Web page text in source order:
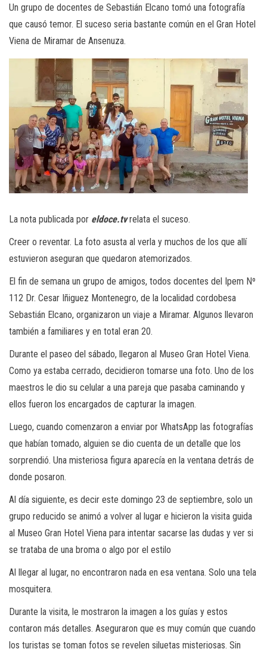
Un grupo de docentes de Sebastián Elcano tomó una fotografía
que causó temor. El suceso seria bastante común en el Gran Hotel
Viena de Miramar de Ansenuza.
La nota publicada por eldoce.tvrelata el suceso.
Creer o reventar. La foto asusta al verla y muchos de los que allí
estuvieron aseguran que quedaron atemorizados.
El fin de semana un grupo de amigos, todos docentes del Ipem Nº
112 Dr. Cesar Iñiguez Montenegro, de la localidad cordobesa
Sebastián Elcano, organizaron un viaje a Miramar. Algunos llevaron
también a familiares y en total eran 20.
Durante el paseo del sábado, llegaron al Museo Gran Hotel Viena.
Como ya estaba cerrado, decidieron tomarse una foto. Uno de los
maestros le dio su celular a una pareja que pasaba caminando y
ellos fueron los encargados de capturar la imagen.
Luego, cuando comenzaron a enviar por WhatsApp las fotografías
que habían tomado, alguien se dio cuenta de un detalle que los
sorprendió. Una misteriosa figura aparecía en la ventana detrás de
donde posaron.
Al día siguiente, es decir este domingo 23 de septiembre, solo un
grupo reducido se animó a volver al lugar e hicieron la visita guida
al Museo Gran Hotel Viena para intentar sacarse las dudas y ver si
se trataba de una broma o algo por el estilo
Al llegar al lugar, no encontraron nada en esa ventana. Solo una tela
mosquitera.
Durante la visita, le mostraron la imagen a los guías y estos
contaron más detalles. Aseguraron que es muy común que cuando
los turistas se toman fotos se revelen siluetas misteriosas. Sin